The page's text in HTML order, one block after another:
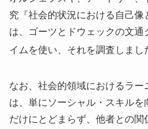
究『社会的状況における自己像
は、ゴーツとドウェックの文通
イムを使い、それを調査しまし
なお、社会的領域におけるラー
は、単にソーシャル・スキルを
だけにとどまらず、他者との関